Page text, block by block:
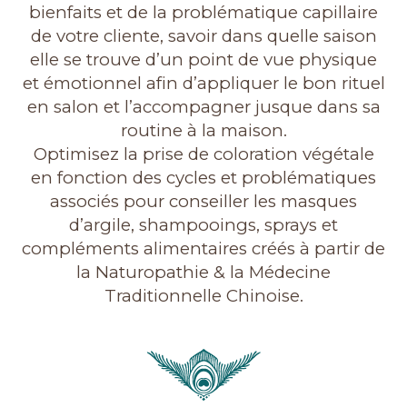
bienfaits et de la problématique capillaire
de votre cliente, savoir dans quelle saison
elle se trouve d’un point de vue physique
et émotionnel afin d’appliquer le bon rituel
en salon et l’accompagner jusque dans sa
routine à la maison.
Optimisez la prise de coloration végétale
en fonction des cycles et problématiques
associés pour conseiller les masques
d’argile, shampooings, sprays et
compléments alimentaires créés à partir de
la Naturopathie & la Médecine
Traditionnelle Chinoise.